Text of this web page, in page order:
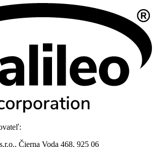
Čierna Voda 468, 925 06